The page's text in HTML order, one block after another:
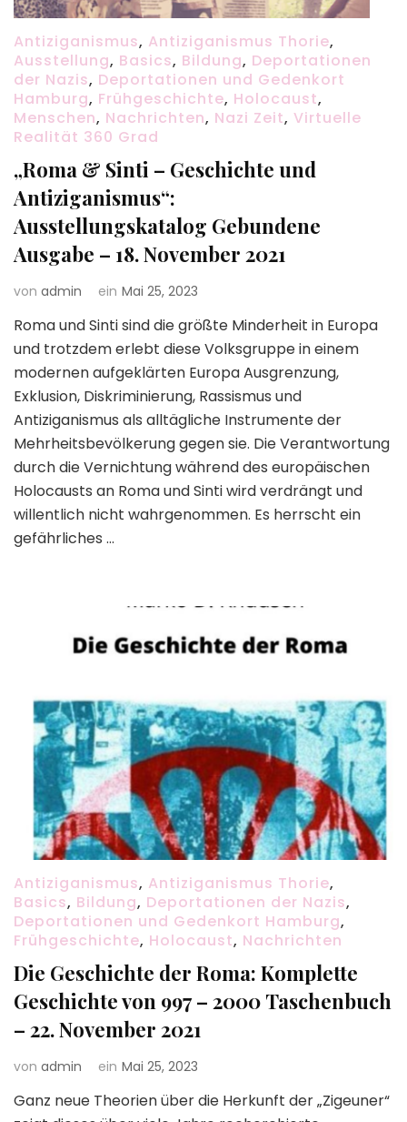
Antiziganismus, Antiziganismus Thorie,
Ausstellung, Basics, Bildung, Deportationen
der Nazis, Deportationen und Gedenkort
Hamburg, Frühgeschichte, Holocaust,
Menschen, Nachrichten, Nazi Zeit, Virtuelle
Realität 360 Grad
„Roma & Sinti – Geschichte und
Antiziganismus“:
Ausstellungskatalog Gebundene
Ausgabe – 18. November 2021
von admin ein Mai 25, 2023
Roma und Sinti sind die größte Minderheit in Europa
und trotzdem erlebt diese Volksgruppe in einem
modernen aufgeklärten Europa Ausgrenzung,
Exklusion, Diskriminierung, Rassismus und
Antiziganismus als alltägliche Instrumente der
Mehrheitsbevölkerung gegen sie. Die Verantwortung
durch die Vernichtung während des europäischen
Holocausts an Roma und Sinti wird verdrängt und
willentlich nicht wahrgenommen. Es herrscht ein
gefährliches …
Antiziganismus, Antiziganismus Thorie,
Basics, Bildung, Deportationen der Nazis,
Deportationen und Gedenkort Hamburg,
Frühgeschichte, Holocaust, Nachrichten
Die Geschichte der Roma: Komplette
Geschichte von 997 – 2000 Taschenbuch
– 22. November 2021
von admin ein Mai 25, 2023
Ganz neue Theorien über die Herkunft der „Zigeuner“